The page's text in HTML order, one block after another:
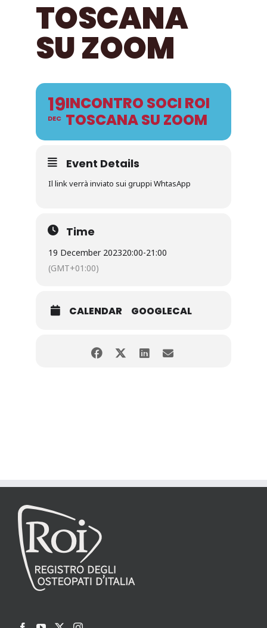
TOSCANA
SU ZOOM
19
DEC
INCONTRO SOCI ROI
TOSCANA SU ZOOM
Event Details
Il link verrà inviato sui gruppi WhtasApp
Time
19 December 202320:00-21:00
(GMT+01:00)
CALENDAR GOOGLECAL